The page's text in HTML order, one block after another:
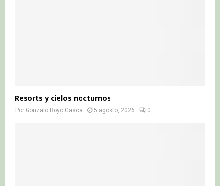
Resorts y cielos nocturnos
Por Gonzalo Royo Gasca 5 agosto, 2026 0